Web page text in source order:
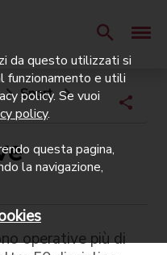
Sport
operative più di
da questo utilizzati si
funzionamento e utili
policy. Se vuoi
policy.
questa pagina,
la navigazione,